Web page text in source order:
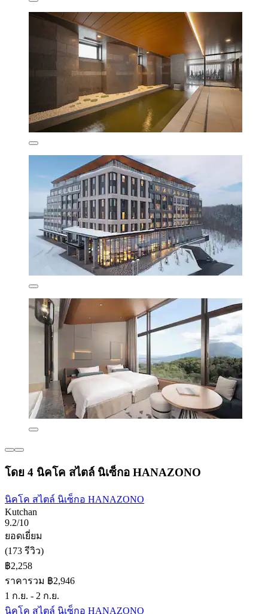
โดย 4 นิคโค สไตล์ นิเซ็กอ HANAZONO
นิคโค สไตล์ นิเซ็กอ HANAZONO
Kutchan
9.2/10
ยอดเยี่ยม
(173 รีวิว)
฿2,258
ราคารวม ฿2,946
1 ก.ย. - 2 ก.ย.
นิคโค สไตล์ นิเซ็กอ HANAZONO